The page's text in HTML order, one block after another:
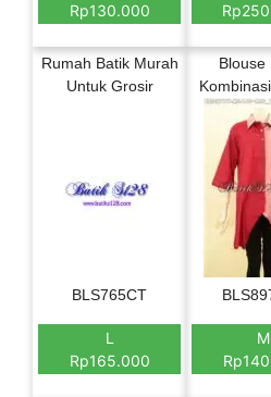
Rp130.000
Rumah Batik Murah
Untuk Grosir
BLS765CT
L
Rp165.000
Blouse
M